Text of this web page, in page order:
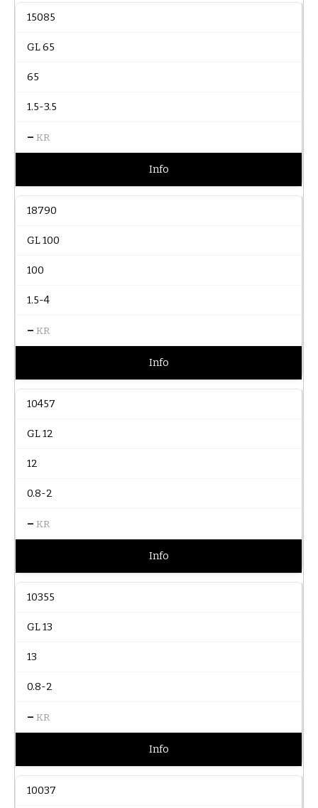
15085
GL 65
65
1.5-3.5
– KR
Info
18790
GL 100
100
1.5-4
– KR
Info
10457
GL 12
12
0.8-2
– KR
Info
10355
GL 13
13
0.8-2
– KR
Info
10037